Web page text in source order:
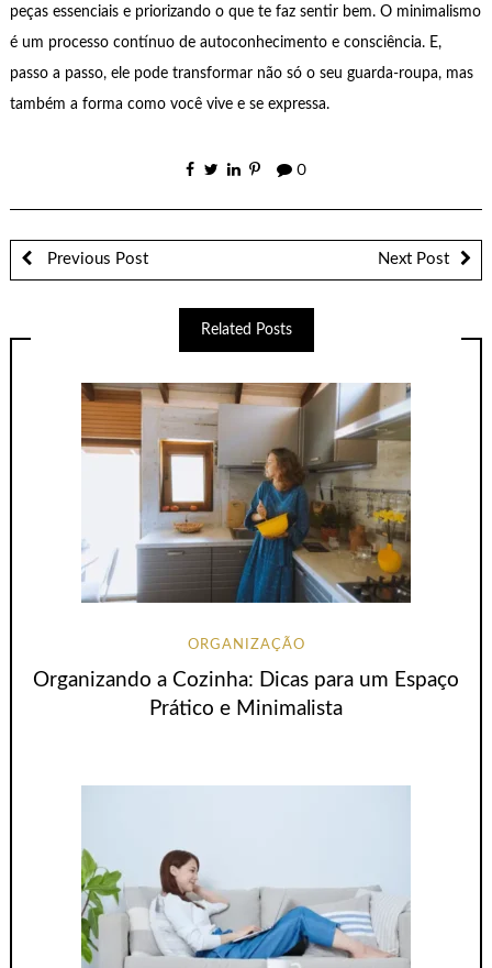
peças essenciais e priorizando o que te faz sentir bem. O minimalismo
é um processo contínuo de autoconhecimento e consciência. E,
passo a passo, ele pode transformar não só o seu guarda-roupa, mas
também a forma como você vive e se expressa.
0
Previous Post Next Post
Related Posts
ORGANIZAÇÃO
Organizando a Cozinha: Dicas para um Espaço
Prático e Minimalista